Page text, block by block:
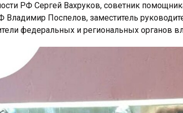
РФ Сергей Вахруков, советник
Владимир Поспелов, заместитель
федеральных и региональных органов